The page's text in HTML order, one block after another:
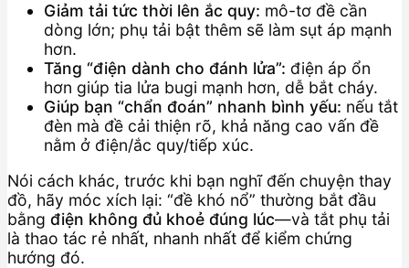
Giảm tải tức thời lên ắc quy: mô-tơ đề cần
dòng lớn; phụ tải bật thêm sẽ làm sụt áp mạnh
hơn.
Tăng “điện dành cho đánh lửa”: điện áp ổn
hơn giúp tia lửa bugi mạnh hơn, dễ bắt cháy.
Giúp bạn “chẩn đoán” nhanh bình yếu: nếu tắt
đèn mà đề cải thiện rõ, khả năng cao vấn đề
nằm ở điện/ắc quy/tiếp xúc.
Nói cách khác, trước khi bạn nghĩ đến chuyện thay
đồ, hãy móc xích lại: “đề khó nổ” thường bắt đầu
bằng điện không đủ khoẻ đúng lúc—và tắt phụ tải
là thao tác rẻ nhất, nhanh nhất để kiểm chứng
hướng đó.